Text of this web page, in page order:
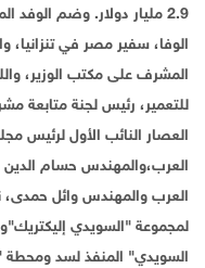
2.9 مليار دولار. وضم الوفد
الوفا، سفير مصر في تنزانيا،
المشرف على مكتب الوزير،
للتعمير، رئيس لجنة متابعة
العصار النائب الأول لرئيس
العرب،والمهندس حسام
العرب والمهندس وائل حمدى،
لمجموعة "السويدي
السويدي" المنفذ لسد ومحطة